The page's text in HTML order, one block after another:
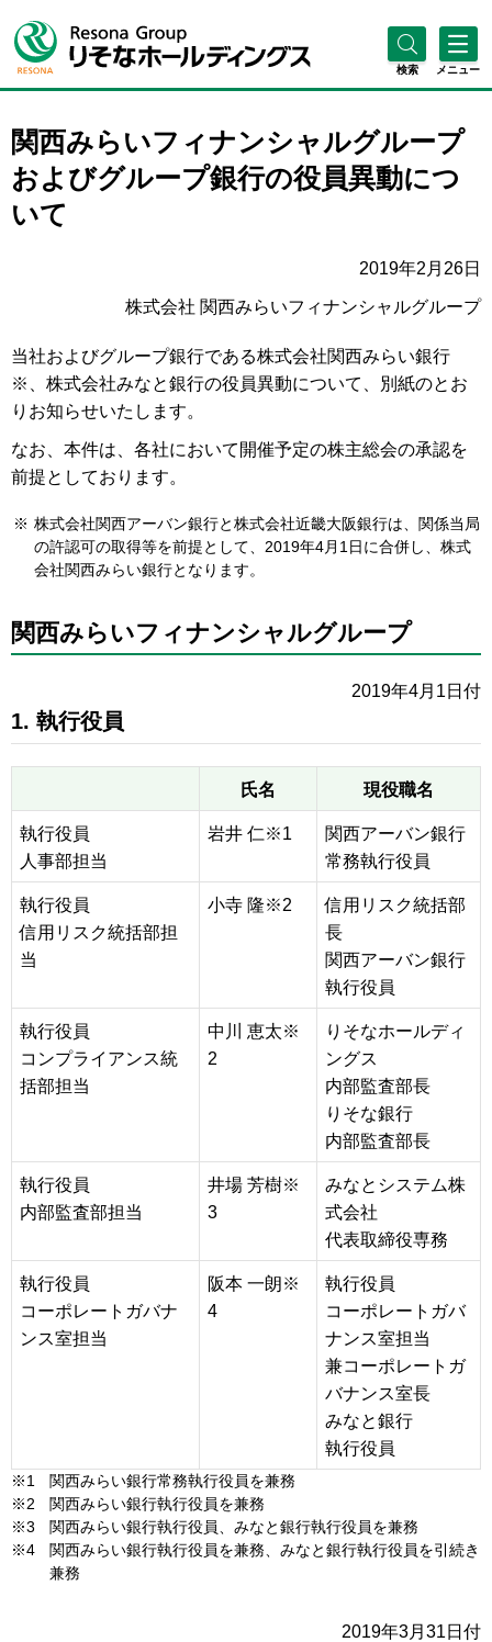
検索 メニュー
関西みらいフィナンシャルグループ
およびグループ銀行の役員異動につ
いて
2019年2月26日
株式会社 関西みらいフィナンシャルグループ
当社およびグループ銀行である株式会社関西みらい銀行
※、株式会社みなと銀行の役員異動について、別紙のとお
りお知らせいたします。
なお、本件は、各社において開催予定の株主総会の承認を
前提としております。
※ 株式会社関西アーバン銀行と株式会社近畿大阪銀行は、関係当局
の許認可の取得等を前提として、2019年4月1日に合併し、株式
会社関西みらい銀行となります。
関西みらいフィナンシャルグループ
2019年4月1日付
1. 執行役員
氏名 現役職名
執行役員
人事部担当
岩井 仁※1
関西アーバン銀行
常務執行役員
執行役員
信用リスク統括部担
当
小寺 隆※2
信用リスク統括部
長
関西アーバン銀行
執行役員
執行役員
コンプライアンス統
括部担当
中川 恵太※
2
りそなホールディ
ングス
内部監査部長
りそな銀行
内部監査部長
執行役員
内部監査部担当
井場 芳樹※
3
みなとシステム株
式会社
代表取締役専務
執行役員
コーポレートガバナ
ンス室担当
阪本 一朗※
4
執行役員
コーポレートガバ
ナンス室担当
兼コーポレートガ
バナンス室長
みなと銀行
執行役員
※1
関西みらい銀行常務執行役員を兼務
※2
関西みらい銀行執行役員を兼務
※3
関西みらい銀行執行役員、みなと銀行執行役員を兼務
※4
関西みらい銀行執行役員を兼務、みなと銀行執行役員を引続き
兼務
2019年3月31日付